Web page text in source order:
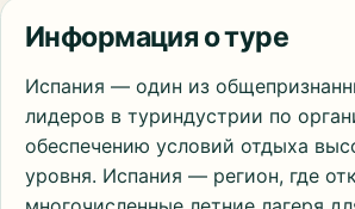
Информация о туре
Испания — один из
лидеров в туриндустрии по
обеспечению условий отдыха
уровня. Испания — регион, где